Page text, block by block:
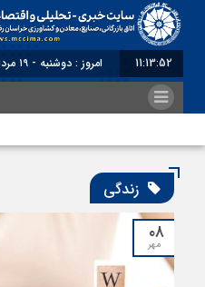
11:13:52 امروز : دوشنبه - ۱۹ مرداد - ۱۴۰۵
زندگی
۰۸
مهر